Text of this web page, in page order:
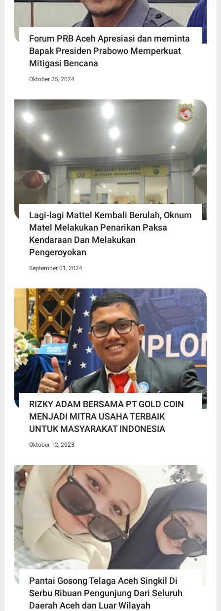
Forum PRB Aceh Apresiasi dan meminta
Bapak Presiden Prabowo Memperkuat
Mitigasi Bencana
Oktober 25, 2024
Lagi-lagi Mattel Kembali Berulah, Oknum
Matel Melakukan Penarikan Paksa
Kendaraan Dan Melakukan
Pengeroyokan
September 01, 2024
RIZKY ADAM BERSAMA PT GOLD COIN
MENJADI MITRA USAHA TERBAIK
UNTUK MASYARAKAT INDONESIA
Oktober 12, 2023
Pantai Gosong Telaga Aceh Singkil Di
Serbu Ribuan Pengunjung Dari Seluruh
Daerah Aceh dan Luar Wilayah